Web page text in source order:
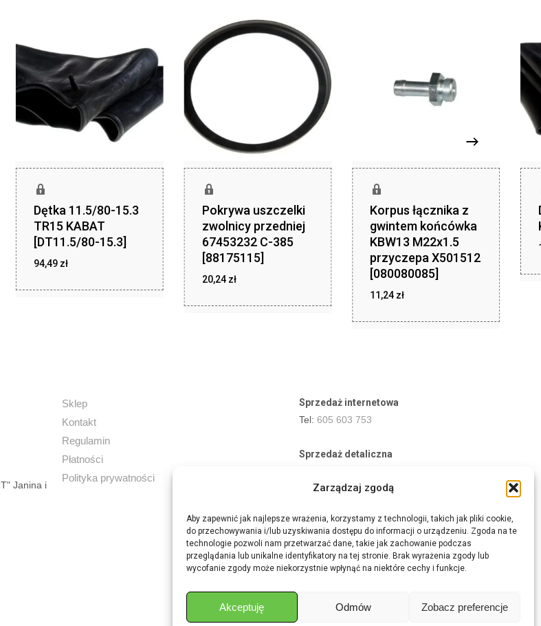
Zarządzaj zgodą
Aby zapewnić jak najlepsze wrażenia, korzystamy z technologii, takich jak pliki cookie,
do przechowywania i/lub uzyskiwania dostępu do informacji o urządzeniu. Zgoda na te
technologie pozwoli nam przetwarzać dane, takie jak zachowanie podczas
przeglądania lub unikalne identyfikatory na tej stronie. Brak wyrażenia zgody lub
wycofanie zgody może niekorzystnie wpłynąć na niektóre cechy i funkcje.
Akceptuję Odmów Zobacz preferencje
Dętka 11.5/80-15.3
TR15 KABAT
[DT11.5/80-15.3]
94,49 zł
Pokrywa uszczelki
zwolnicy przedniej
67453232 C-385
[88175115]
20,24 zł
Korpus łącznika z
gwintem końcówka
KBW13 M22x1.5
przyczepa X501512
[080080085]
11,24 zł
Janina i
Sklep
Kontakt
Regulamin
Płatności
Polityka prywatności
Sprzedaż internetowa
Tel: 605 603 753
Sprzedaż detaliczna
E-mail:aukcje.agrohurt@gmail.com
Godziny działania sklepu
Pon–Pt: 8:00 – 16:00